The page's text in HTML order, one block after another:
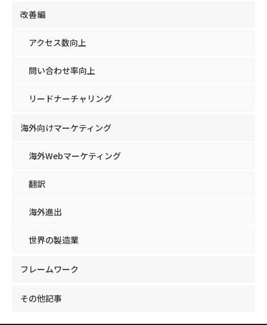
改善編
アクセス数向上
問い合わせ率向上
リードナーチャリング
海外向けマーケティング
海外Webマーケティング
翻訳
海外進出
世界の製造業
フレームワーク
その他記事